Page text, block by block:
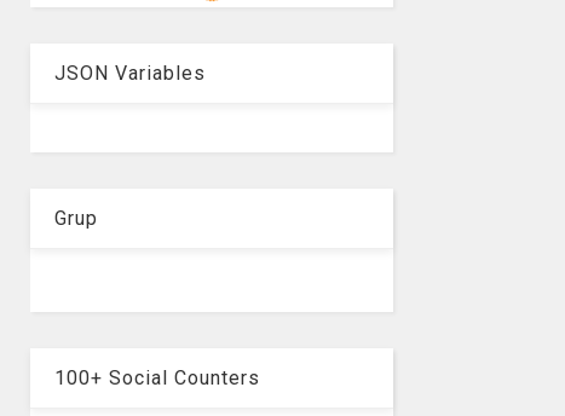
JSON Variables
Grup
100+ Social Counters